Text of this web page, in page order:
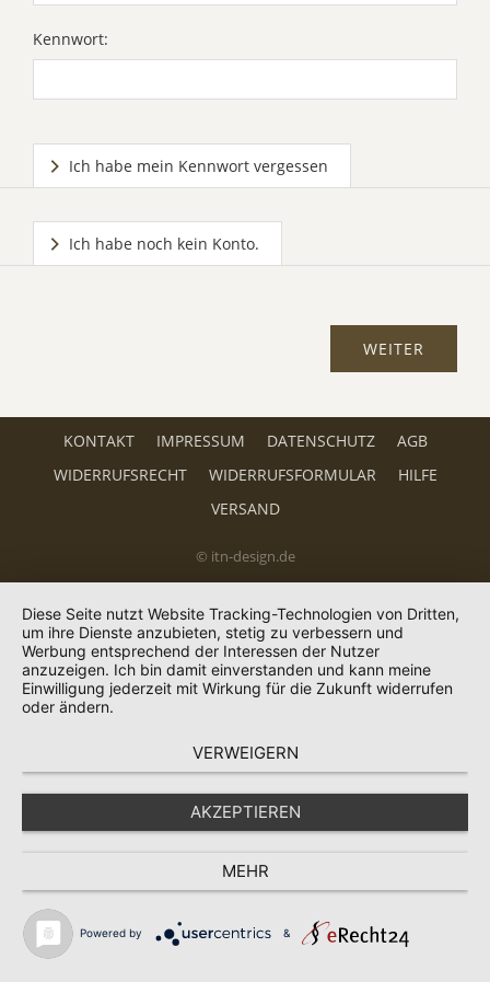
Kennwort:
Ich habe mein Kennwort vergessen
Ich habe noch kein Konto.
KONTAKT IMPRESSUM DATENSCHUTZ
AGB
WIDERRUFSRECHT
WIDERRUFSFORMULAR
HILFE
VERSAND
© itn-design.de
Diese Seite nutzt Website Tracking-Technologien von Dritten,
um ihre Dienste anzubieten, stetig zu verbessern und
Werbung entsprechend der Interessen der Nutzer
anzuzeigen. Ich bin damit einverstanden und kann meine
Einwilligung jederzeit mit Wirkung für die Zukunft widerrufen
oder ändern.
VERWEIGERN
AKZEPTIEREN
MEHR
Powered by &